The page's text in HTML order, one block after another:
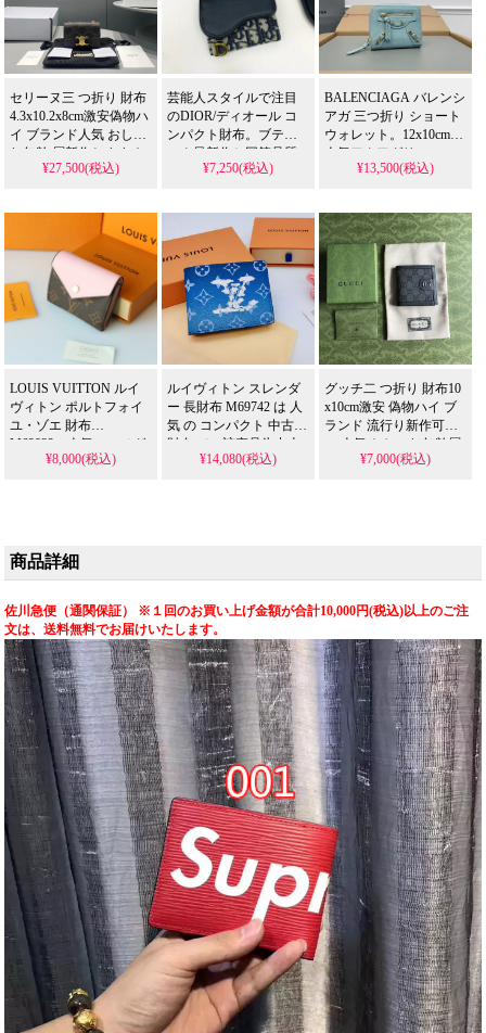
セリーヌ三 つ折り 財布
4.3x10.2x8cm激安偽物ハ
イ ブランド人気 おしゃ
れ年齢 層新作おすすめ
芸能人人気送料無料
¥27,500(税込)
芸能人スタイルで注目
のDIOR/ディオール コ
ンパクト財布。ブティ
ック最新作と同等品質
の偽物を、格安で入手
革を使用した多機能小
型財布で、人気急上昇
中の実用モデルです。
細部まで丁寧な職人技
を再現しています。
¥7,250(税込)
BALENCIAGA バレンシ
アガ 三つ折り ショート
ウォレット。12x10cmの
人気アクアグリーンシ
ープスキンモデルを、
も愛用するレトロなシ
ープスキンの軽量で優
れた手触り、複数のカ
ードポケットを備えた
精巧な偽物です。実物
撮影で確認できる澄ん
だ湖水色と実用的なコ
ンパクトデザインで
¥13,500(税込)
LOUIS VUITTON ルイ
ヴィトン ポルトフォイ
ユ・ゾエ 財布
M62932。人気のモノグ
ラムキャンバスにフュ
す。格安で楽しめる高
品質スーパーコピー、
布です。
¥8,000(税込)
ルイヴィトン スレンダ
ー 長財布 M69742 は 人
気 の コンパクト 中古
財布 で、該产品为中古
品 であり N級品 レベル
¥14,080(税込)
グッチ二 つ折り 財布10
x10cm激安 偽物ハイ ブ
ランド 流行り新作可愛
い 人気 おしゃれ年齢層
おすすめ送料無料
¥7,000(税込)
商品詳細
佐川急便（通関保証） ※１回のお買い上げ金額が合計10,000円(税込)以上のご注
文は、送料無料でお届けいたします。